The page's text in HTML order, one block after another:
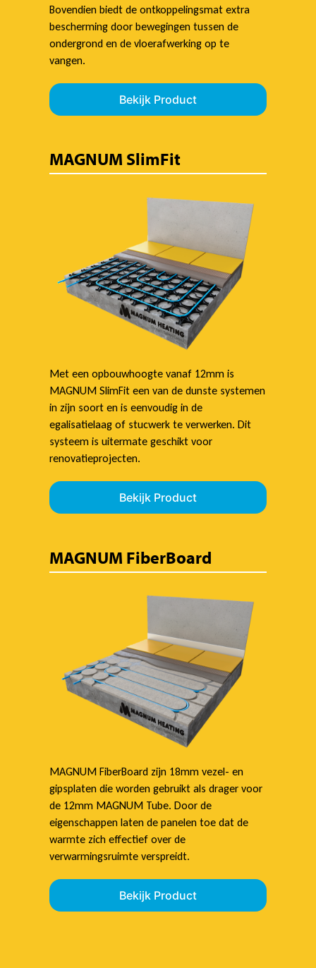
Bovendien biedt de ontkoppelingsmat extra
bescherming door bewegingen tussen de
ondergrond en de vloerafwerking op te
vangen.
Bekijk Product
MAGNUM SlimFit
Met een opbouwhoogte vanaf 12mm is
MAGNUM SlimFit een van de dunste systemen
in zijn soort en is eenvoudig in de
egalisatielaag of stucwerk te verwerken. Dit
systeem is uitermate geschikt voor
renovatieprojecten.
Bekijk Product
MAGNUM FiberBoard
MAGNUM FiberBoard zijn 18mm vezel- en
gipsplaten die worden gebruikt als drager voor
de 12mm MAGNUM Tube. Door de
eigenschappen laten de panelen toe dat de
warmte zich effectief over de
verwarmingsruimte verspreidt.
Bekijk Product